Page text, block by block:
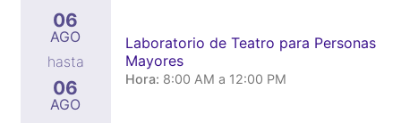
06
AGO
hasta
06
AGO
Laboratorio de Teatro para Personas
Mayores
Hora: 8:00 AM a 12:00 PM